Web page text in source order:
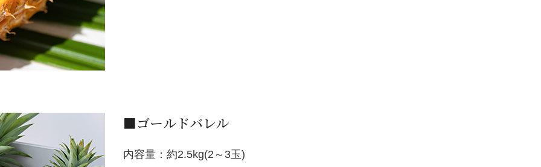
■ゴールドバレル
内容量：約2.5kg(2～3玉)